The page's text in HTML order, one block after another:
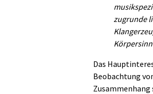
zugrunde
Das
Beobachtung